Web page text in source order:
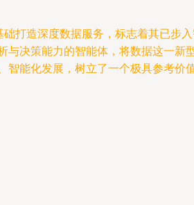
打造深度数据服务，标志着其已步
决策能力的智能体，将数据这一
能化发展，树立了一个极具参考价